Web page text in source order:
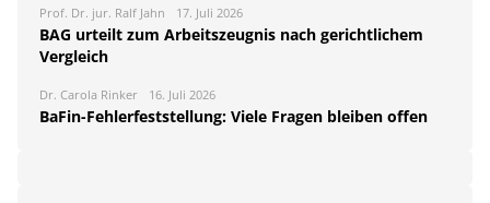
Prof. Dr. jur. Ralf Jahn 17. Juli 2026
BAG urteilt zum Arbeitszeugnis nach gerichtlichem
Vergleich
Dr. Carola Rinker 16. Juli 2026
BaFin-Fehlerfeststellung: Viele Fragen bleiben offen